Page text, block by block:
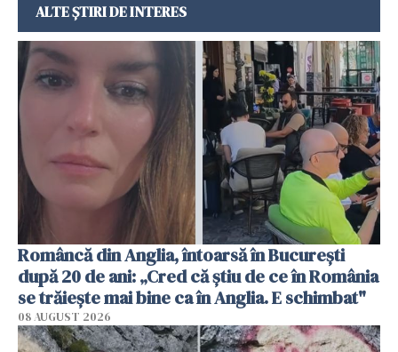
ALTE ȘTIRI DE INTERES
Româncă din Anglia, întoarsă în București
după 20 de ani: „Cred că știu de ce în România
se trăiește mai bine ca în Anglia. E schimbat"
08 AUGUST 2026